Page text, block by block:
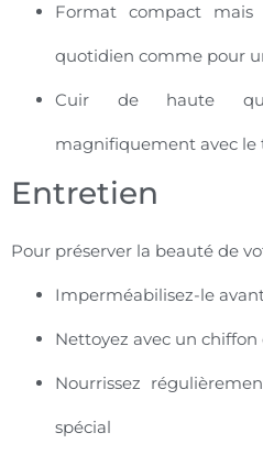
Format compact
quotidien comme pour
Cuir de haute
magnifiquement avec le
Entretien
Pour préserver la beauté de
Imperméabilisez-le
Nettoyez avec un chiffon
Nourrissez
spécial